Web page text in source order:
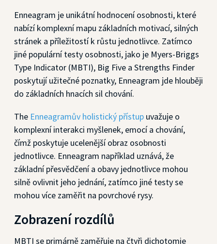
Enneagram je unikátní hodnocení osobnosti, které
nabízí komplexní mapu základních motivací, silných
stránek a příležitostí k růstu jednotlivce. Zatímco
jiné populární testy osobnosti, jako je Myers-Briggs
Type Indicator (MBTI), Big Five a Strengths Finder
poskytují užitečné poznatky, Enneagram jde hlouběji
do základních hnacích sil chování.
The Enneagramův holistický přístup uvažuje o
komplexní interakci myšlenek, emocí a chování,
čímž poskytuje ucelenější obraz osobnosti
jednotlivce. Enneagram například uznává, že
základní přesvědčení a obavy jednotlivce mohou
silně ovlivnit jeho jednání, zatímco jiné testy se
mohou více zaměřit na povrchové rysy.
Zobrazení rozdílů
MBTI se primárně zaměřuje na čtyři dichotomie